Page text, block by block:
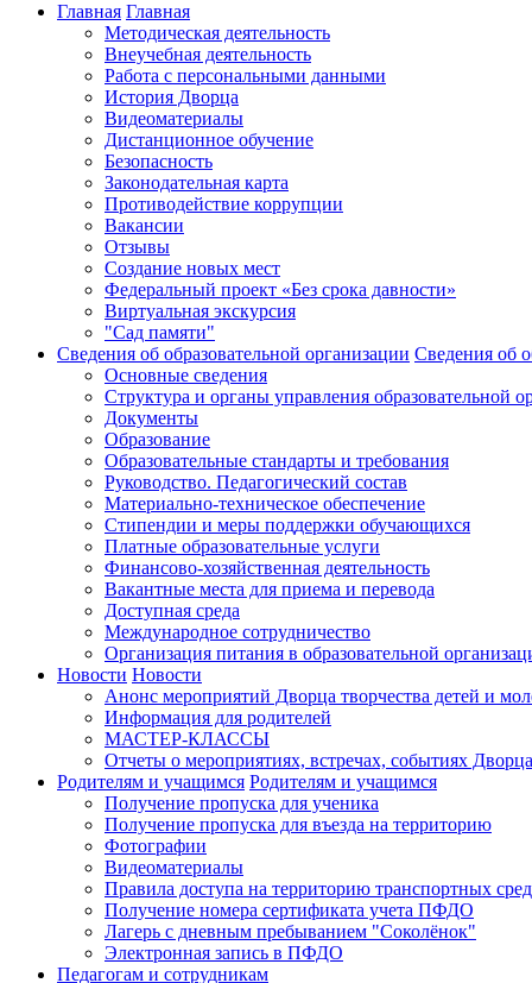
Главная Главная
Методическая деятельность
Внеучебная деятельность
Работа с персональными данными
История Дворца
Видеоматериалы
Дистанционное обучение
Безопасность
Законодательная карта
Противодействие коррупции
Вакансии
Отзывы
Создание новых мест
Федеральный проект «Без срока давности»
Виртуальная экскурсия
"Сад памяти"
Сведения об образовательной организации Сведения об
Основные сведения
Структура и органы управления образовательной
Документы
Образование
Образовательные стандарты и требования
Руководство. Педагогический состав
Материально-техническое обеспечение
Стипендии и меры поддержки обучающихся
Платные образовательные услуги
Финансово-хозяйственная деятельность
Вакантные места для приема и перевода
Доступная среда
Международное сотрудничество
Организация питания в образовательной
Новости Новости
Анонс мероприятий Дворца творчества детей и
Информация для родителей
МАСТЕР-КЛАССЫ
Отчеты о мероприятиях, встречах, событиях Дворца
Родителям и учащимся Родителям и учащимся
Получение пропуска для ученика
Получение пропуска для въезда на территорию
Фотографии
Видеоматериалы
Правила доступа на территорию транспортных
Получение номера сертификата учета ПФДО
Лагерь с дневным пребыванием "Соколёнок"
Электронная запись в ПФДО
Педагогам и сотрудникам